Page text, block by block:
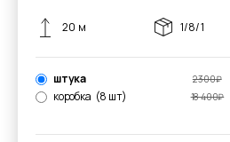
20 м 1/8/1
штука 2 300₽
коробка (8 шт) 18 400₽